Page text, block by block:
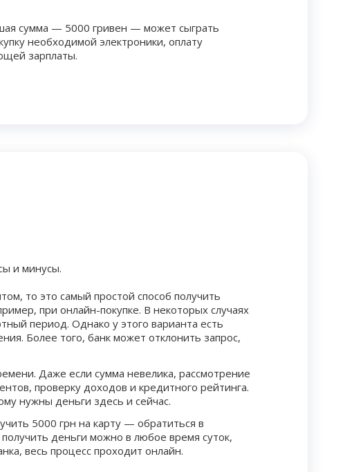
сумма — 5000 гривен — может сыграть
необходимой электроники, оплату
зарплаты.
и минусы.
то это самый простой способ получить
при онлайн-покупке. В некоторых случаях
период. Однако у этого варианта есть
Более того, банк может отклонить запрос,
Даже если сумма невелика, рассмотрение
проверку доходов и кредитного рейтинга.
нужны деньги здесь и сейчас.
5000 грн на карту — обратиться в
деньги можно в любое время суток,
весь процесс проходит онлайн.